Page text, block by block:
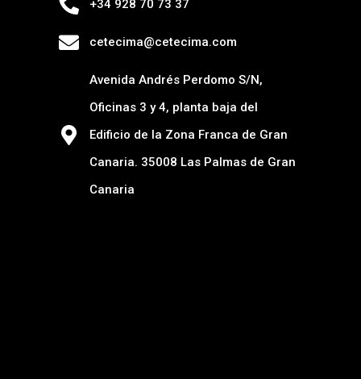
+34 928 70 73 37
cetecima@cetecima.com
Avenida Andrés Perdomo S/N,
Oficinas 3 y 4, planta baja del
Edificio de la Zona Franca de Gran
Canaria. 35008 Las Palmas de Gran
Canaria